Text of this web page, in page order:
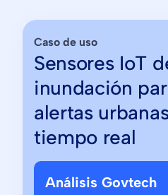
Caso de uso
Sensores IoT
inundación
alertas
tiempo real
Análisis Govtech